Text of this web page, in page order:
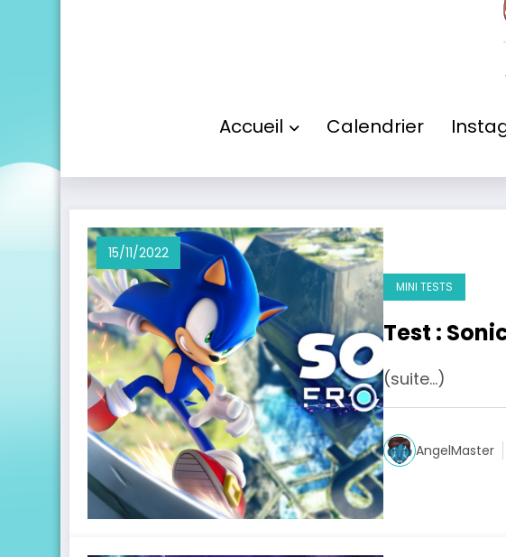
Accueil Calendrier
15/11/2022
MINI TESTS
Test :
(suite…)
AngelMaster